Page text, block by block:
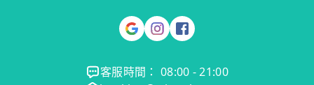
客服時間： 08:00 - 21:00